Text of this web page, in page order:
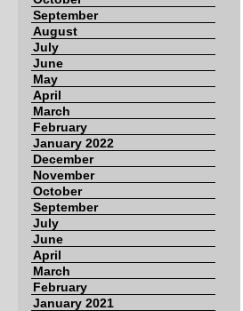
September
August
July
June
May
April
March
February
January 2022
December
November
October
September
July
June
April
March
February
January 2021